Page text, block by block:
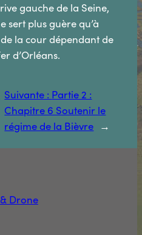
gauche de la Seine,
sert plus guère qu’à
la cour dépendant de
d’Orléans.
Suivante : Partie 2 :
Chapitre 6 Soutenir le
régime de la Bièvre →
Drone